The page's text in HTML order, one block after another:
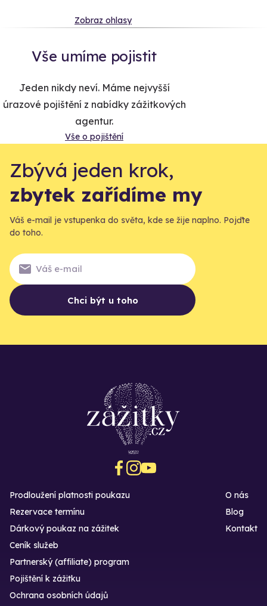
Zobraz ohlasy
Vše umíme pojistit
Jeden nikdy neví. Máme nejvyšší
úrazové pojištění z nabídky zážitkových
agentur.
Vše o pojištění
Zbývá jeden krok,
zbytek zařídíme my
Váš e-mail je vstupenka do světa, kde se žije naplno. Pojďte
do toho.
Chci být u toho
Prodloužení platnosti poukazu
Rezervace termínu
Dárkový poukaz na zážitek
O nás
Blog
Kontakt
Ceník služeb
Partnerský (affiliate) program
Pojištění k zážitku
Ochrana osobních údajů